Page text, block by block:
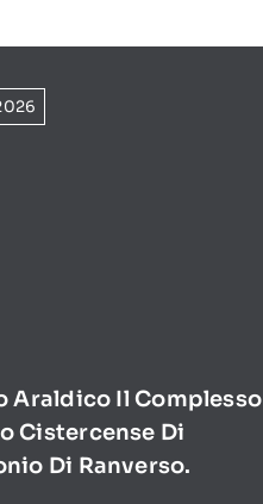
Araldico Il Complesso
Cistercense Di
Di Ranverso.